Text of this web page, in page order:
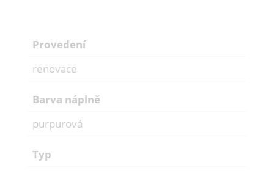
Provedení
renovace
Barva náplně
purpurová
Typ